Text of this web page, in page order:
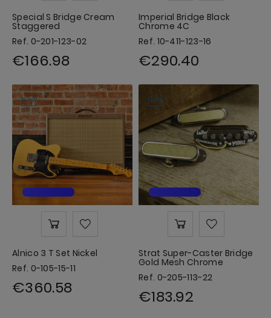
Special S Bridge Cream
Staggered
Ref. 0-201-123-02
€166.98
Imperial Bridge Black
Chrome 4C
Ref. 10-411-123-16
€290.40
New
Alnico 3 T Set Nickel
Ref. 0-105-15-11
€360.58
New
Strat Super-Caster Bridge
Gold Mesh Chrome
Ref. 0-205-113-22
€183.92